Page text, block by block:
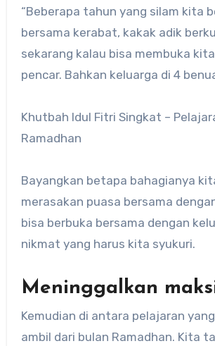
“Beberapa tahun yang silam kita
bersama kerabat, kakak adik
sekarang kalau bisa membuka
pencar. Bahkan keluarga di 4
Khutbah Idul Fitri Singkat –
Ramadhan
Bayangkan betapa bahagianya
merasakan puasa bersama
bisa berbuka bersama dengan
nikmat yang harus kita syukuri.
Meninggalkan
Kemudian di antara pelajaran
ambil dari bulan Ramadhan. Kita